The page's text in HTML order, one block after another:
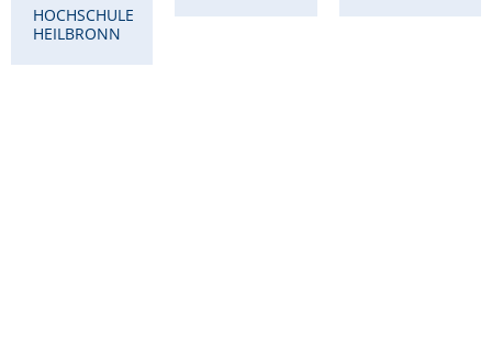
HOCHSCHULE
HEILBRONN